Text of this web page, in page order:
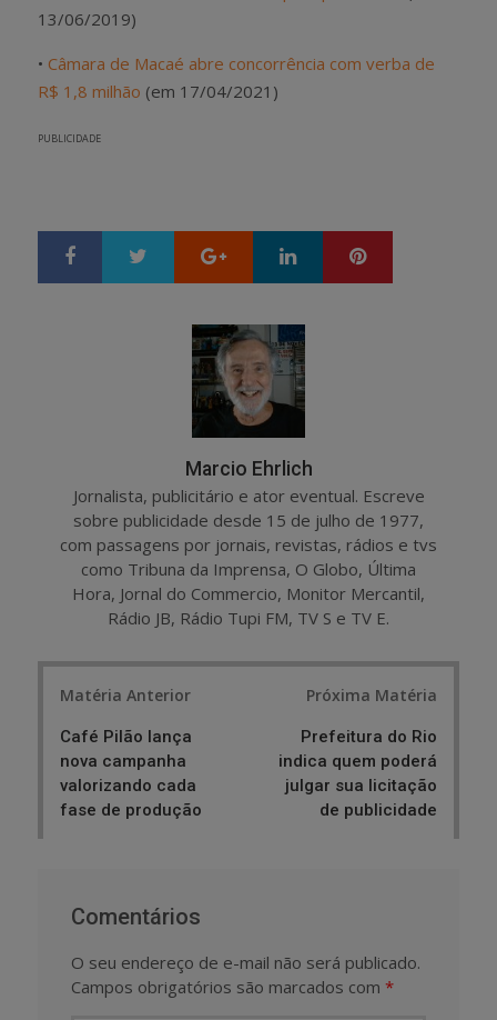
13/06/2019)
• Câmara de Macaé abre concorrência com verba de
R$ 1,8 milhão (em 17/04/2021)
PUBLICIDADE
Google+ LinkedIn
Marcio Ehrlich
Jornalista, publicitário e ator eventual. Escreve
sobre publicidade desde 15 de julho de 1977,
com passagens por jornais, revistas, rádios e tvs
como Tribuna da Imprensa, O Globo, Última
Hora, Jornal do Commercio, Monitor Mercantil,
Rádio JB, Rádio Tupi FM, TV S e TV E.
Matéria Anterior
Café Pilão lança
nova campanha
valorizando cada
fase de produção
Próxima Matéria
Prefeitura do Rio
indica quem poderá
julgar sua licitação
de publicidade
Comentários
O seu endereço de e-mail não será publicado.
Campos obrigatórios são marcados com *